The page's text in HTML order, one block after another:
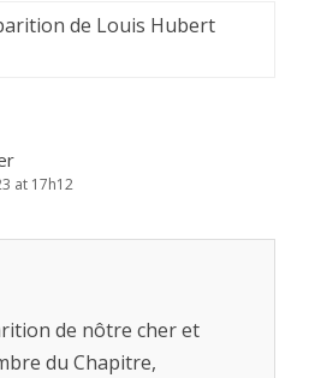
de Louis Hubert
at 17h12
de nôtre cher et
du Chapitre,